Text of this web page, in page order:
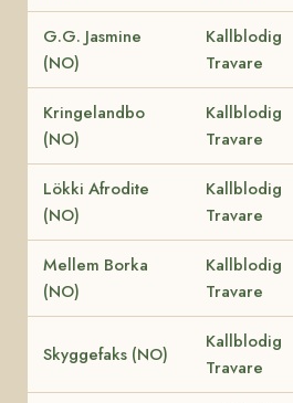
G.G. Jasmine
(NO)
Kallblodig
Travare
Kringelandbo
(NO)
Kallblodig
Travare
Lökki Afrodite
(NO)
Kallblodig
Travare
Mellem Borka
(NO)
Kallblodig
Travare
Skyggefaks (NO)
Kallblodig
Travare